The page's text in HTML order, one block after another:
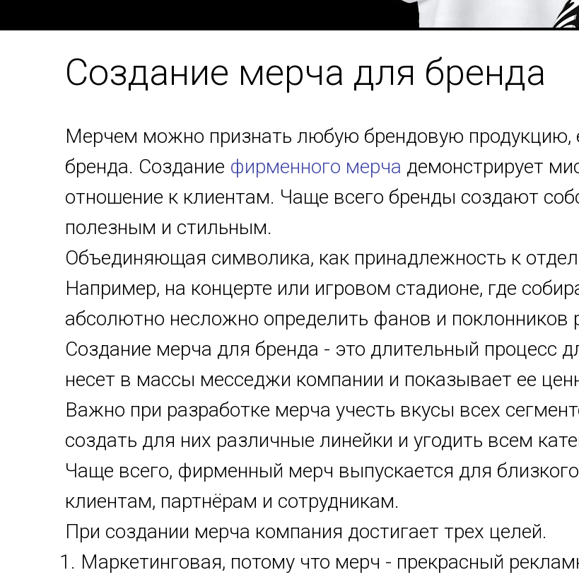
Создание мерча для бренда
Мерчем можно признать любую брендовую продукцию,
бренда. Создание фирменного мерча демонстрирует
отношение к клиентам. Чаще всего бренды создают
полезным и стильным.
Объединяющая символика, как принадлежность к
Например, на концерте или игровом стадионе, где
абсолютно несложно определить фанов и поклонников
Создание мерча для бренда - это длительный процесс
несет в массы месседжи компании и показывает ее
Важно при разработке мерча учесть вкусы всех
создать для них различные линейки и угодить всем
Чаще всего, фирменный мерч выпускается для
клиентам, партнёрам и сотрудникам.
При создании мерча компания достигает трех целей.
Маркетинговая, потому что мерч - прекрасный